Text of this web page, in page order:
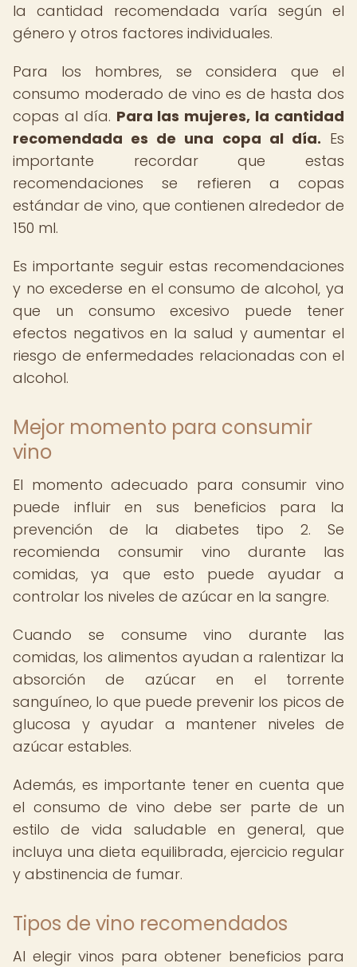
la cantidad recomendada varía según el
género y otros factores individuales.
Para los hombres, se considera que el
consumo moderado de vino es de hasta dos
copas al día. Para las mujeres, la cantidad
recomendada es de una copa al día. Es
importante recordar que estas
recomendaciones se refieren a copas
estándar de vino, que contienen alrededor de
150 ml.
Es importante seguir estas recomendaciones
y no excederse en el consumo de alcohol, ya
que un consumo excesivo puede tener
efectos negativos en la salud y aumentar el
riesgo de enfermedades relacionadas con el
alcohol.
Mejor momento para consumir
vino
El momento adecuado para consumir vino
puede influir en sus beneficios para la
prevención de la diabetes tipo 2. Se
recomienda consumir vino durante las
comidas, ya que esto puede ayudar a
controlar los niveles de azúcar en la sangre.
Cuando se consume vino durante las
comidas, los alimentos ayudan a ralentizar la
absorción de azúcar en el torrente
sanguíneo, lo que puede prevenir los picos de
glucosa y ayudar a mantener niveles de
azúcar estables.
Además, es importante tener en cuenta que
el consumo de vino debe ser parte de un
estilo de vida saludable en general, que
incluya una dieta equilibrada, ejercicio regular
y abstinencia de fumar.
Tipos de vino recomendados
Al elegir vinos para obtener beneficios para